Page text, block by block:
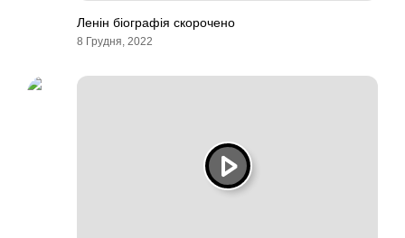
Ленін біографія скорочено
8 Грудня, 2022